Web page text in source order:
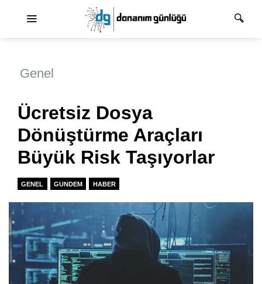
Genel
Ücretsiz Dosya
Dönüştürme Araçları
Büyük Risk Taşıyorlar
GENEL GUNDEM HABER